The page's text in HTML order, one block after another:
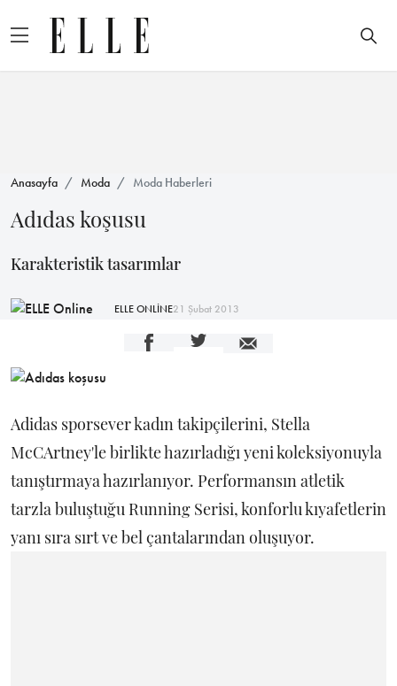
Anasayfa Moda Moda Haberleri
Adıdas koşusu
Karakteristik tasarımlar
ELLE ONLİNE21 Şubat 2013
Adidas sporsever kadın takipçilerini, Stella
McCArtney'le birlikte hazırladığı yeni koleksiyonuyla
tanıştırmaya hazırlanıyor. Performansın atletik
tarzla buluştuğu Running Serisi, konforlu kıyafetlerin
yanı sıra sırt ve bel çantalarından oluşuyor.